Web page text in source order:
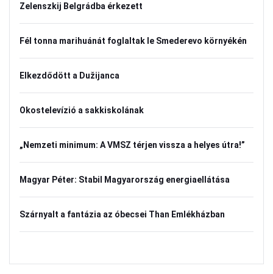
Zelenszkij Belgrádba érkezett
Fél tonna marihuánát foglaltak le Smederevo környékén
Elkezdődött a Dužijanca
Okostelevízió a sakkiskolának
„Nemzeti minimum: A VMSZ térjen vissza a helyes útra!”
Magyar Péter: Stabil Magyarország energiaellátása
Szárnyalt a fantázia az óbecsei Than Emlékházban